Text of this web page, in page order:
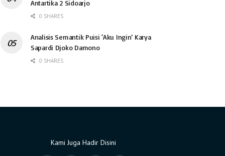
Antartika 2 Sidoarjo
0 SHARES
Analisis Semantik Puisi ‘Aku Ingin’ Karya
Sapardi Djoko Damono
0 SHARES
Kami Juga Hadir Disini